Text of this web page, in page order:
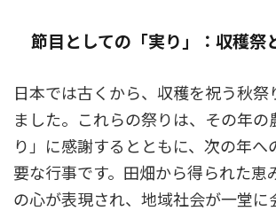
節目としての「実り」：収穫祭
日本では古くから、収穫を祝う秋祭
ました。これらの祭りは、その年の
り」に感謝するとともに、次の年へ
要な行事です。田畑から得られた恵
の心が表現され、地域社会が一堂に